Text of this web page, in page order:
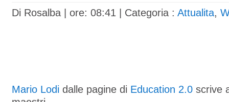
Di Rosalba| ore: 08:41 | Categoria : Attualita,
Mario Lodi dalle pagine di Education 2.0scrive